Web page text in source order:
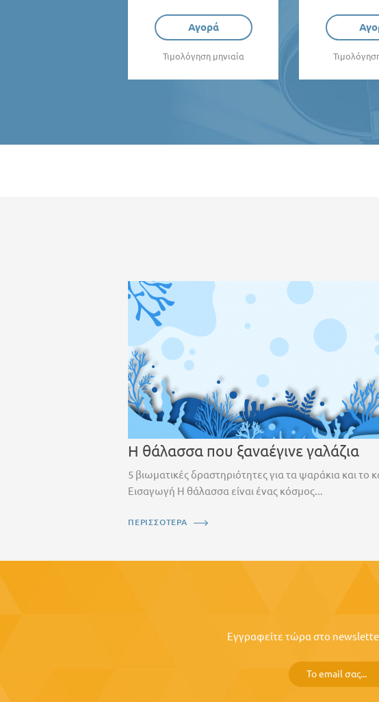
Αγορά
Τιμολόγηση μηνιαία
Η θάλασσα που ξαναέγινε γαλάζια
5 βιωματικές δραστηριότητες για τα ψαράκια και το
Εισαγωγή Η θάλασσα είναι ένας κόσμος...
ΠΕΡΙΣΣΟΤΕΡΑ
Εγγραφείτε τώρα στο newsletter